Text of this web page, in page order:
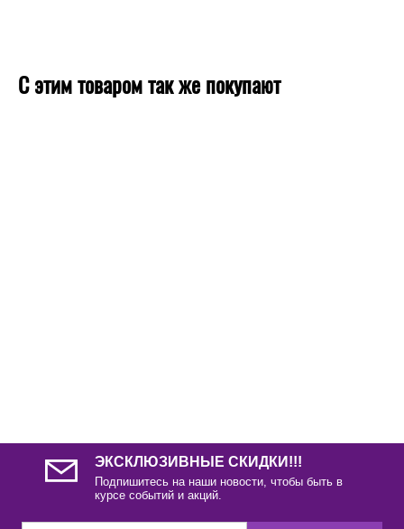
С этим товаром так же покупают
ЭКСКЛЮЗИВНЫЕ СКИДКИ!!!
Подпишитесь на наши новости, чтобы быть в
курсе событий и акций.